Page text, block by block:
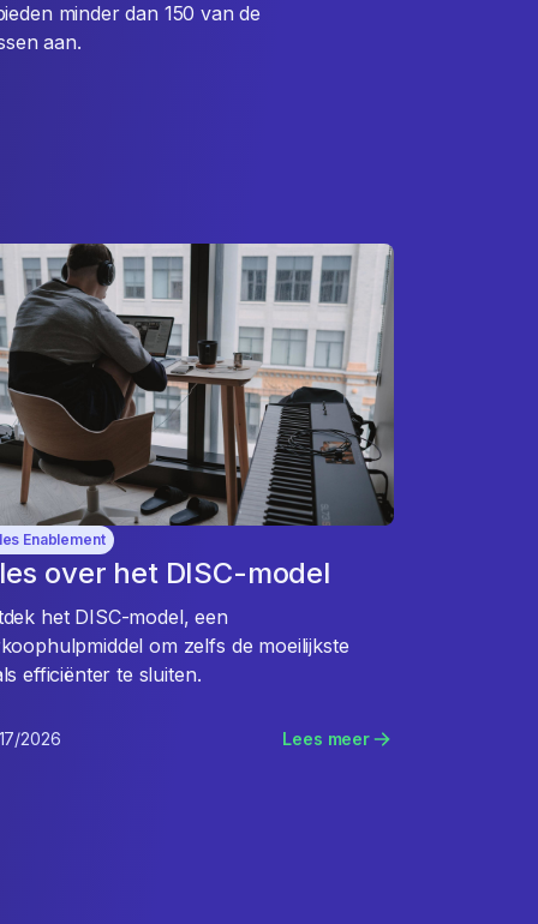
minder dan 150 van de
aan.
Enablement
over het DISC-model
het DISC-model, een
om zelfs de moeilijkste
efficiënter te sluiten.
2026 Lees meer